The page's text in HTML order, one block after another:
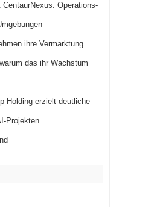
Operations-
ihre Vermarktung
das ihr Wachstum
Holding erzielt deutliche
Projekten